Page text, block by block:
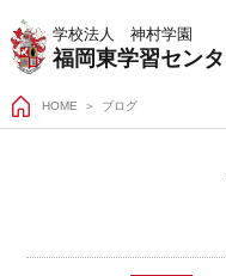
学校法人 神村学園
福岡東学習セン
HOME ブログ